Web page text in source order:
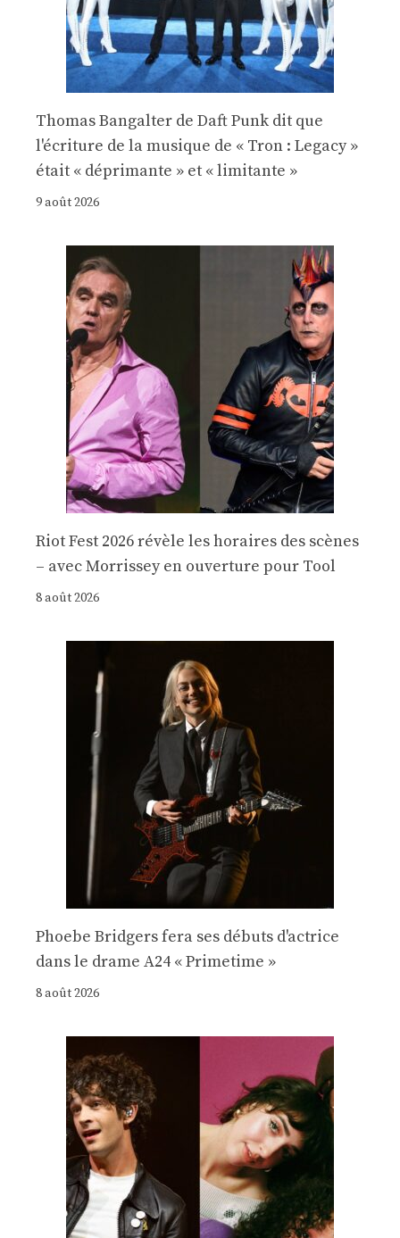
Thomas Bangalter de Daft Punk dit que
l'écriture de la musique de « Tron : Legacy »
était « déprimante » et « limitante »
9 août 2026
Riot Fest 2026 révèle les horaires des scènes
– avec Morrissey en ouverture pour Tool
8 août 2026
Phoebe Bridgers fera ses débuts d'actrice
dans le drame A24 « Primetime »
8 août 2026